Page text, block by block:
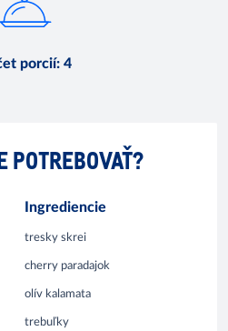
porcií: 4
POTREBOVAŤ?
Ingrediencie
tresky skrei
cherry paradajok
olív kalamata
trebuľky